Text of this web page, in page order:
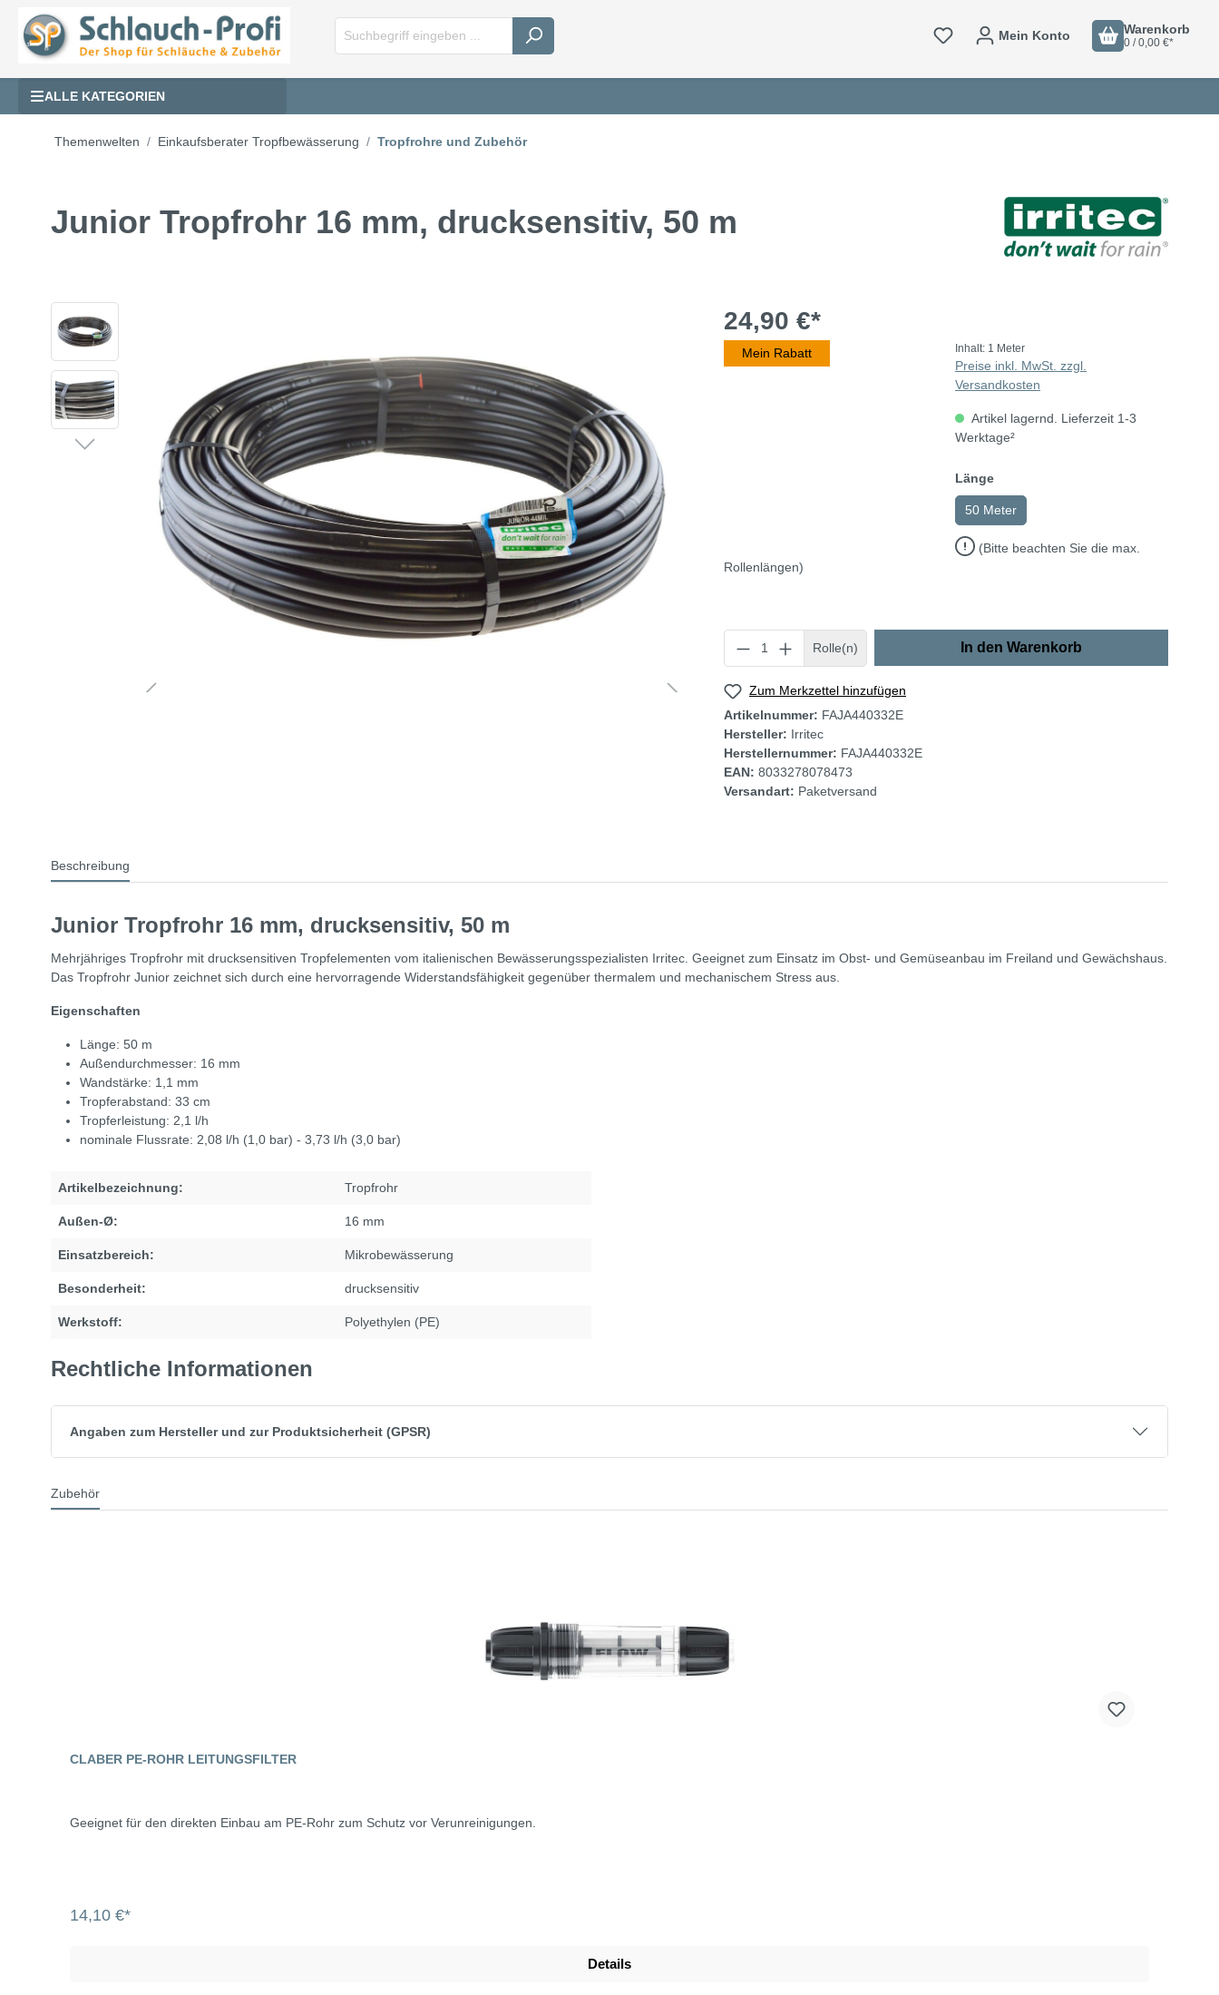
Mein Konto Warenkorb
0 / 0,00 €*
ALLE KATEGORIEN
Themenwelten Einkaufsberater Tropfbewässerung Tropfrohre und Zubehör
Junior Tropfrohr 16 mm, drucksensitiv, 50 m
24,90 €*
Mein Rabatt Inhalt: 1 Meter
Preise inkl. MwSt. zzgl.
Versandkosten
Artikel lagernd. Lieferzeit 1-3
Werktage²
Länge
50 Meter
(Bitte beachten Sie die max.
Rollenlängen)
Rolle(n) In den Warenkorb
Zum Merkzettel hinzufügen
Artikelnummer: FAJA440332E
Hersteller: Irritec
Herstellernummer: FAJA440332E
EAN: 8033278078473
Versandart: Paketversand
Beschreibung
Junior Tropfrohr 16 mm, drucksensitiv, 50 m
Mehrjähriges Tropfrohr mit drucksensitiven Tropfelementen vom italienischen Bewässerungsspezialisten Irritec. Geeignet zum Einsatz im Obst- und Gemüseanbau im Freiland und Gewächshaus.
Das Tropfrohr Junior zeichnet sich durch eine hervorragende Widerstandsfähigkeit gegenüber thermalem und mechanischem Stress aus.
Eigenschaften
Länge: 50 m
Außendurchmesser: 16 mm
Wandstärke: 1,1 mm
Tropferabstand: 33 cm
Tropferleistung: 2,1 l/h
nominale Flussrate: 2,08 l/h (1,0 bar) - 3,73 l/h (3,0 bar)
Artikelbezeichnung: Tropfrohr
Außen-Ø: 16 mm
Einsatzbereich: Mikrobewässerung
Besonderheit: drucksensitiv
Werkstoff: Polyethylen (PE)
Rechtliche Informationen
Angaben zum Hersteller und zur Produktsicherheit (GPSR)
Zubehör
CLABER PE-ROHR LEITUNGSFILTER
Geeignet für den direkten Einbau am PE-Rohr zum Schutz vor Verunreinigungen.
14,10 €*
Details